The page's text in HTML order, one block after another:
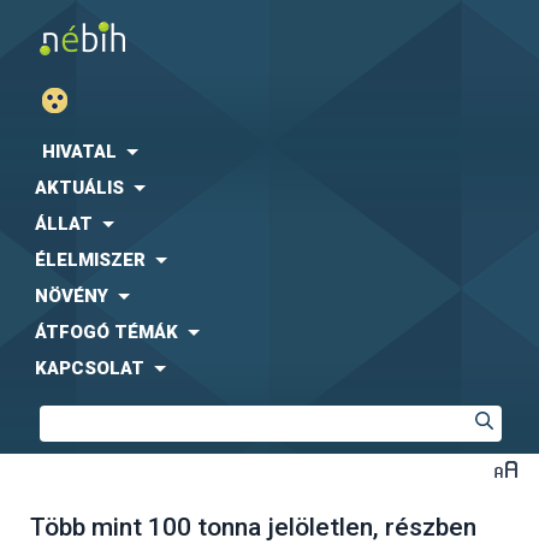
HIVATAL
AKTUÁLIS
ÁLLAT
ÉLELMISZER
NÖVÉNY
ÁTFOGÓ TÉMÁK
KAPCSOLAT
Több mint 100 tonna jelöletlen, részben